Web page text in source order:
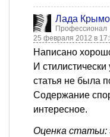
Лада
Профессионал
25 февраля 2012 в
Написано
И
статья не была
Содержание
интересное.
Оценка статьи: